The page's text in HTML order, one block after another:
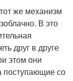
же механизм
В это
друг в друге
этом они
со